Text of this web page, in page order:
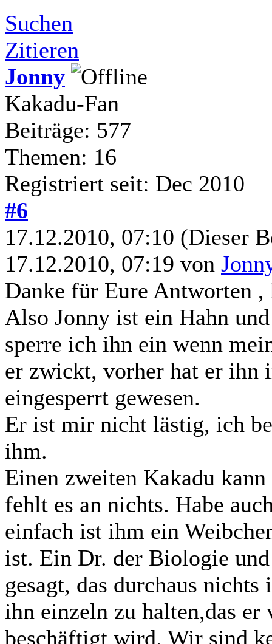
Suchen
Zitieren
Jonny
Kakadu-Fan
Beiträge: 577
Themen: 16
Registriert seit: Dec 2010
#6
17.12.2010, 07:10 (Dieser
17.12.2010, 07:19 von
Danke für Eure Antworten
Also Jonny ist ein Hahn
sperre ich ihn ein wenn
er zwickt, vorher hat er ihn
eingesperrt gewesen.
Er ist mir nicht lästig, ich
ihm.
Einen zweiten Kakadu
fehlt es an nichts. Habe
einfach ist ihm ein
ist. Ein Dr. der Biologie
gesagt, das durchaus nichts
ihn einzeln zu halten,das er
beschäftigt wird. Wir sind